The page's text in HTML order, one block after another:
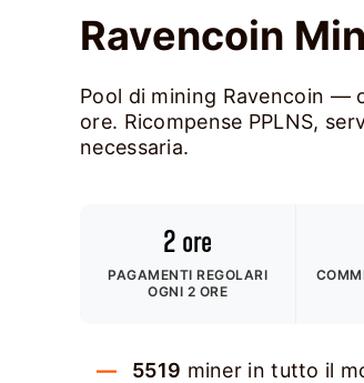
Ravencoin
Pool di mining Ravencoin —
ore. Ricompense PPLNS,
necessaria.
2 ore
PAGAMENTI REGOLARI
OGNI 2 ORE
5519 miner in tutto il